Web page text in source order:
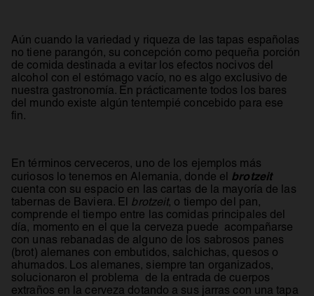
Aún cuando la variedad y riqueza de las tapas españolas
no tiene parangón, su concepción como pequeña porción
de comida destinada a evitar los efectos nocivos del
alcohol con el estómago vacío, no es algo exclusivo de
nuestra gastronomía. En prácticamente todos los bares
del mundo existe algún tentempié concebido para ese
fin.
En términos cerveceros, uno de los ejemplos más
curiosos lo tenemos en Alemania, donde el brotzeit
cuenta con su espacio en las cartas de la mayoría de las
tabernas de Baviera. El brotzeit, o tiempo del pan,
comprende el tiempo entre las comidas principales del
día, momento en el que la cerveza puede acompañarse
con unas rebanadas de alguno de los sabrosos panes
(brot) alemanes con embutidos, salchichas, quesos o
ahumados. Los alemanes, siempre tan organizados,
solucionaron el problema de la entrada de cuerpos
extraños en la cerveza dotando a sus jarras con una tapa